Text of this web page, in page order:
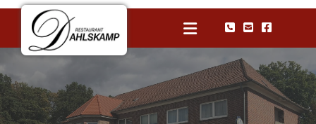
Zum Inhalt springen
  